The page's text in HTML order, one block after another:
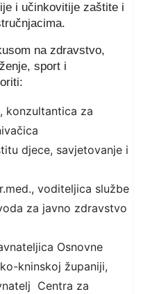
i učinkovitije zaštite i
na zdravstvo,
sport i
konzultantica za
djece, savjetovanje i
voditeljica službe
za javno zdravstvo
Osnovne
kninskoj županiji,
Centra za